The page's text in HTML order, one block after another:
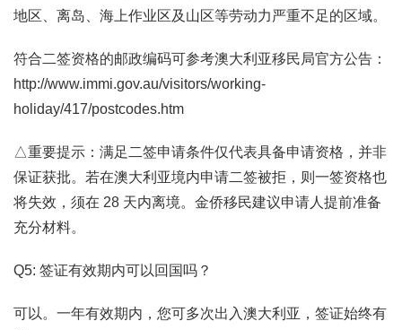
地区、离岛、海上作业区及山区等劳动力严重不足的区域。
符合二签资格的邮政编码可参考澳大利亚移民局官方公告：
http://www.immi.gov.au/visitors/working-
holiday/417/postcodes.htm
△重要提示：满足二签申请条件仅代表具备申请资格，并非
保证获批。若在澳大利亚境内申请二签被拒，则一签资格也
将失效，须在 28 天内离境。金侨移民建议申请人提前准备
充分材料。
Q5: 签证有效期内可以回国吗？
可以。一年有效期内，您可多次出入澳大利亚，签证始终有